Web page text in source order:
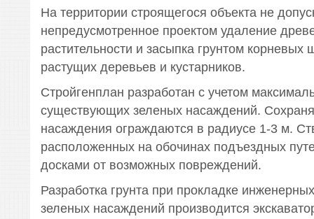
На территории строящегося объекта не
непредусмотренное проектом удаление
растительности и засыпка грунтом корневых
растущих деревьев и кустарников.
Стройгенплан разработан с учетом
существующих зеленых насаждений.
насаждения ограждаются в радиусе 1-3 м.
расположенных на обочинах подъездных
досками от возможных повреждений.
Разработка грунта при прокладке
зеленых насаждений производится